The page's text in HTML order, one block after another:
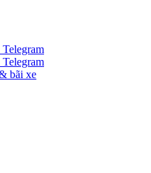
Telegram
Telegram